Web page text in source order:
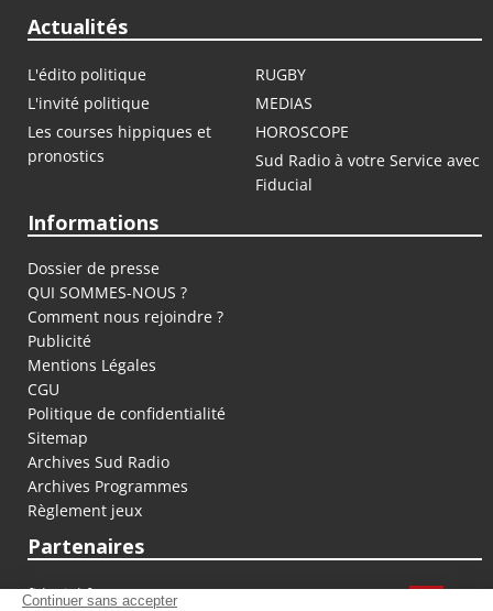
Actualités
L'édito politique
RUGBY
L'invité politique
MEDIAS
Les courses hippiques et
pronostics
HOROSCOPE
Sud Radio à votre Service avec
Fiducial
Informations
Dossier de presse
QUI SOMMES-NOUS ?
Comment nous rejoindre ?
Publicité
Mentions Légales
CGU
Politique de confidentialité
Sitemap
Archives Sud Radio
Archives Programmes
Règlement jeux
Partenaires
fiducial.fr